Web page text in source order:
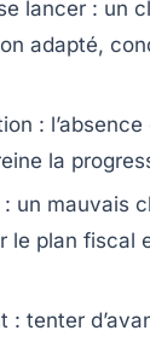
lancer : un
adapté,
: l’absence
la
: un mauvais
le plan fiscal
: tenter